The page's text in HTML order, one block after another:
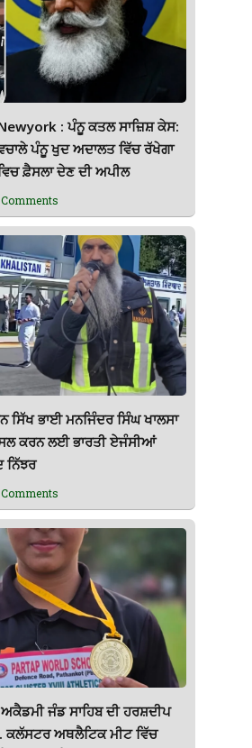
: ਪੰਨੂ ਕਤਲ ਸਾਜ਼ਿਸ਼ ਕੇਸ:
ਪੰਨੂ ਖੁਦ ਅਦਾਲਤ ਵਿੱਚ ਰੱਖੇਗਾ
ਫ਼ੈਸਲਾ ਦੇਣ ਦੀ ਅਪੀਲ
ਸਿੱਖ ਭਾਈ ਮਨਜਿੰਦਰ ਸਿੰਘ ਖਾਲਸਾ
ਕਰਨ ਲਈ ਭਾਰਤੀ ਏਜੰਸੀਆਂ
ਨਿੱਝਰ
ਜੰਡ ਸਾਹਿਬ ਦੀ ਹਰਸ਼ਦੀਪ
ਕਲੱਸਟਰ ਅਥਲੈਟਿਕ ਮੀਟ ਵਿੱਚ